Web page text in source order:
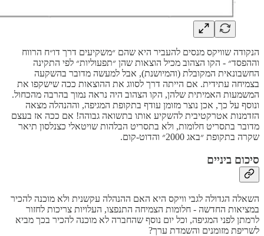
הנקודה שוויקס מנסים להעביר היא שהם ״משקיעים דרך דו״ח הרווח
וההפסד״ - הקו הצהוב מכיל הוצאות שהן ״תפעוליות״ לפי התקינה
החשבונאית המקובלת (והמיושנת), אבל למעשה מדובר בהשקעה
בצמיחה עתידית. אם הייתה דרך לסווג את ההוצאות ככה שישקפו את
המשמעות האמיתית שלהן, הקו הצהוב היה נראה נמוך בהרבה מהכחול.
ונוסף על כך, אכן נוצר מזומן עודף בתקופת המגיפה, וההנהלה מצאה
הזדמנות אטרקטיבית להשקיע אותו בתשואה גבוהה! אם ככה אז בעצם
מדובר בתסריט חלומות, ולא בתסריט הבלהות שויטאלי כצנלסון תיאר
שקרה בתקופת ״באג 2000״ והדוט-קום.
סיכום ביניים
השאלה הגדולה לגבי וויקס היא האם ההנהלה עקשנית ולא מוכנה להכיר
במציאות החדשה - חלומות הצמיחה התנפצו, העלויות צריכות לחזור
לרמתן לפני המגיפה, וכל יום נוסף שהחברה לא מוכנה להכיר בכך מביא
לשריפת מזומנים והשמדת ערך?